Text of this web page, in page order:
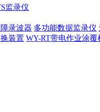
监录仪
录波器 多功能数据监录仪
装置 WY-RT带电作业涂覆